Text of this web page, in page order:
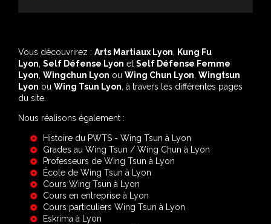
Vous découvrirez : Arts Martiaux Lyon
Kung Fu
Lyon Self Défense Lyon et Self Défense Femme
Lyon Wingchun Lyon ou Wing Chun Lyon Wingtsun
Lyon ou Wing Tsun Lyon , à travers les différentes pages
du site.
Nous réalisons également :
Histoire du PWTS - Wing Tsun à Lyon
Grades au Wing Tsun / Wing Chun à Lyon
Professeurs de Wing Tsun à Lyon
École de Wing Tsun à Lyon
Cours Wing Tsun à Lyon
Cours en entreprise à Lyon
Cours particuliers Wing Tsun à Lyon
Eskrima à Lyon